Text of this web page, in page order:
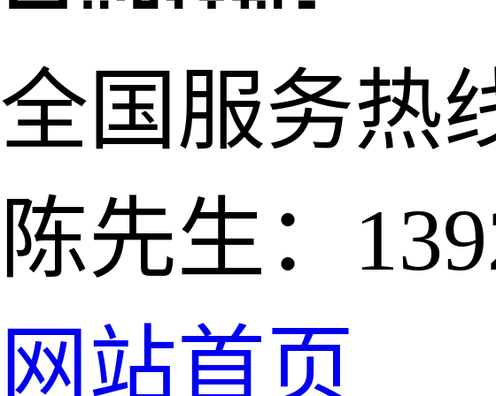
全国服务热
陈先生：
网站首页